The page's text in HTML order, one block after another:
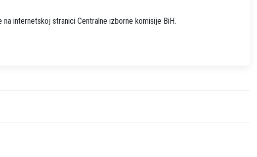
internetskoj stranici Centralne izborne komisije BiH.